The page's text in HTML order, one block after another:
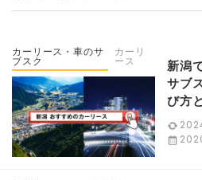
カーリース・車のサ
ブスク
カーリ
ース
新潟
サブ
び方